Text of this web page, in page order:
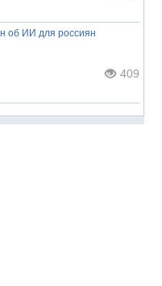
об ИИ для россиян
409